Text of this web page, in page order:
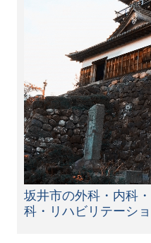
坂井市の外科・内科
科・リハビリテーシ